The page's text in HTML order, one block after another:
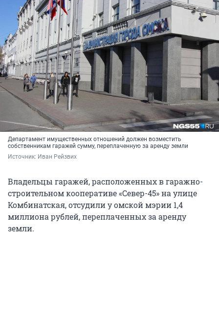
Департамент имущественных отношений должен возместить
собственникам гаражей сумму, переплаченную за аренду земли
Источник: Иван Рейзвих
Владельцы гаражей, расположенных в гаражно-
строительном кооперативе «Север-45» на улице
Комбинатская, отсудили у омской мэрии 1,4
миллиона рублей, переплаченных за аренду
земли.